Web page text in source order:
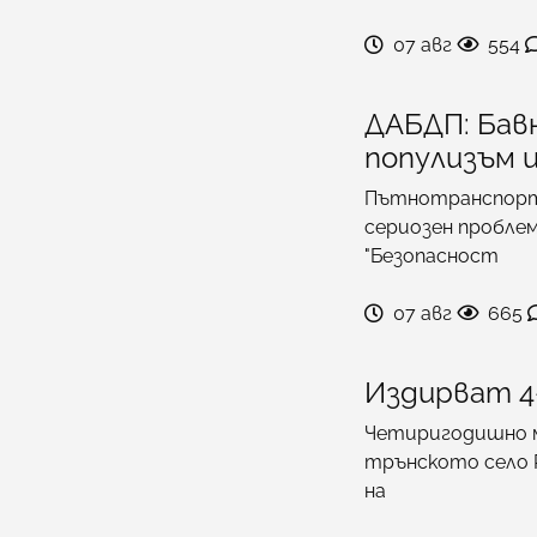
07 авг 554
ДАБДП:
популизъм
сериозен
"Безопасност
07 авг 665
Издирват
Четиригодишно
трънското село
на